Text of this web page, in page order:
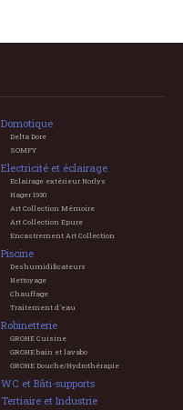
Domotique
Delta Dore
SOMFY
Electricité et éclairage
Eclairage extérieur Norlys
Hager 1930
Art Collection Mémoire
Art Collection Epure
Encastrement Art Collection
Piscine
Deshumidificateurs
Nettoyage
Chauffage
Traitement d'eau
Robinetterie
GROHE Cuisine
GROHE bain et lavabo
GROHE Douche/Hydrothérapie
WC et Bâti-supports
Tertiaire et Industrie